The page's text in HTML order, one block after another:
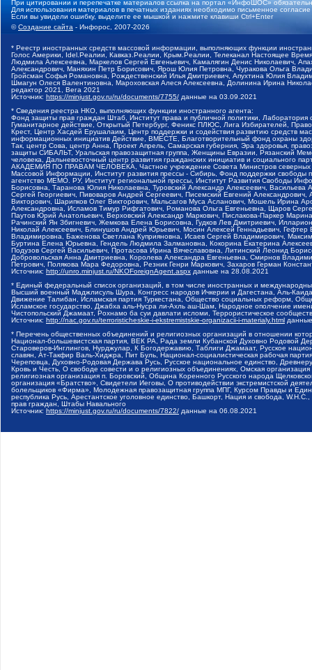
При цитировании и перепечатке материалов ссылка на портал «ИнфоШОС»
Для использования материалов в печатных изданиях необходимо письменное
Если вы увидели ошибку, выделите ее мышкой и нажмите клавиши Ctrl+Enter
©Создание сайта - Инфорос, 2007-2026
* Реестр иностранных средств массовой информации, выполняющих функции
Голос Америки, Idel.Реалии, Кавказ.Реалии, Крым.Реалии, Телеканал Настоящее
Людмила Алексеевна, Маркелов Сергей Евгеньевич, Камалягин Денис Николаевич,
Александрович, Маняхин Петр Борисович, Ярош Юлия Петровна, Чуракова Ольга
Гройсман Софья Романовна, Рождественский Илья Дмитриевич, Апухтина Юлия
Шмагун Олеся Валентиновна, Мароховская Алеся Алексеевна, Долинина Ирина
редактор 2021, Вега 2021
Источник: https://minjust.gov.ru/ru/documents/7755/ данные на 03.09.2021
* Сведения реестра НКО, выполняющих функции иностранного агента:
Фонд защиты прав граждан Штаб, Институт права и публичной политики,
Гуманитарное действие, Открытый Петербург, Феникс ПЛЮС, Лига Избирателей,
Крест, Центр Хасдей Ерушалаим, Центр поддержки и содействия развитию средств
информационных инициатив Действие, ВМЕСТЕ, Благотворительный фонд охраны
Так, центр Сова, центр Анна, Проект Апрель, Самарская губерния, Эра здоровья,
защиты СИБАЛЬТ, Уральская правозащитная группа, Женщины Евразии, Рязанский
человека, Дальневосточный центр развития гражданских инициатив и социального
АКАДЕМИЯ ПО ПРАВАМ ЧЕЛОВЕКА, Частное учреждение Совета Министров северных
Массовой Информации, Институт развития прессы - Сибирь, Фонд поддержки
агентство МЕМО. РУ, Институт региональной прессы, Институт Развития Свободы
Борисовна, Таранова Юлия Николаевна, Туровский Александр Алексеевич,
Сергей Георгиевич, Пивоваров Андрей Сергеевич, Писемский Евгений
Викторович, Шарипков Олег Викторович, Мальсагов Муса Асланович, Мошель Ирина
Александровна, Исламов Тимур Рифгатович, Романова Ольга Евгеньевна, Щаров
Паутов Юрий Анатольевич, Верховский Александр Маркович, Пислакова-Паркер
Рачинский Ян Збигневич, Жемкова Елена Борисовна, Гудков Лев Дмитриевич,
Николай Алексеевич, Блинушов Андрей Юрьевич, Мосин Алексей Геннадьевич,
Владимировна, Баженова Светлана Куприяновна, Исаев Сергей Владимирович,
Буртина Елена Юрьевна, Гендель Людмила Залмановна, Кокорина Екатерина
Подузов Сергей Васильевич, Протасова Ирина Вячеславовна, Литинский Леонид
Добровольская Анна Дмитриевна, Королева Александра Евгеньевна, Смирнов
Петрович, Полякова Мара Федоровна, Резник Генри Маркович, Захаров Герман
Источник: http://unro.minjust.ru/NKOForeignAgent.aspx данные на 28.08.2021
* Единый федеральный список организаций, в том числе иностранных и
Высший военный Маджлисуль Шура, Конгресс народов Ичкерии и Дагестана, Аль-
Движение Талибан, Исламская партия Туркестана, Общество социальных реформ,
Исламское государство, Джабха аль-Нусра ли-Ахль аш-Шам, Народное ополчение
Чистопольский Джамаат, Рохнамо ба суи давлати исломи, Террористическое
Источник: http://nac.gov.ru/terroristicheskie-i-ekstremistskie-organizacii-i-materialy.html
* Перечень общественных объединений и религиозных организаций в отношении
Национал-большевистская партия, ВЕК РА, Рада земли Кубанской Духовно Родовой
Староверов-Инглингов, Нурджулар, К Богодержавию, Таблиги Джамаат, Русское
славян, Ат-Такфир Валь-Хиджра, Пит Буль, Национал-социалистическая рабочая
Череповца, Духовно-Родовая Держава Русь, Русское национальное единство,
Кровь и Честь, О свободе совести и о религиозных объединениях, Омская
религиозная организация п. Боровский, Община Коренного Русского народа
организация «Братство», Свидетели Иеговы, О противодействии экстремистской
болельщиков «Фирма», Молодежная правозащитная группа МПГ, Курсом Правды и
республика Русь, Арестантское уголовное единство, Башкорт, Нация и свобода,
прав граждан, Штабы Навального
Источник: https://minjust.gov.ru/ru/documents/7822/ данные на 06.08.2021